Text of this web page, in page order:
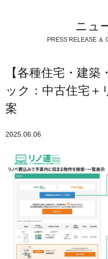
ニュ
PRESS RELEASE ＆
【各種住宅・建
ック：中古住宅＋
案
2025.06.06